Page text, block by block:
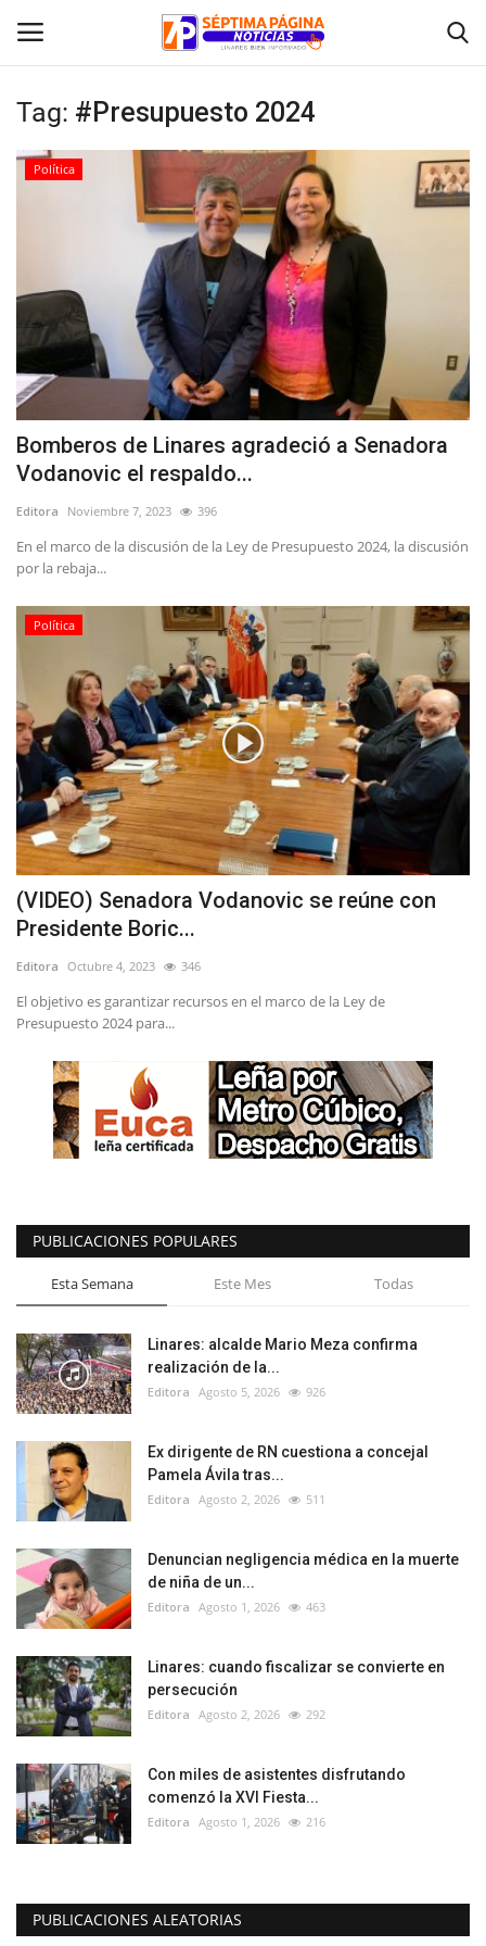
Inicio
Tribunales
Deporte
Política
Espectáculos
Tag: #Presupuesto 2024
Política
Bomberos de Linares agradeció a Senadora
Vodanovic el respaldo...
Editora Noviembre 7, 2023 396
En el marco de la discusión de la Ley de Presupuesto 2024, la discusión
por la rebaja...
Política
(VIDEO) Senadora Vodanovic se reúne con
Presidente Boric...
Editora Octubre 4, 2023 346
El objetivo es garantizar recursos en el marco de la Ley de
Presupuesto 2024 para...
PUBLICACIONES POPULARES
Esta Semana Este Mes Todas
Linares: alcalde Mario Meza confirma
realización de la...
Editora Agosto 5, 2026 926
Ex dirigente de RN cuestiona a concejal
Pamela Ávila tras...
Editora Agosto 2, 2026 511
Denuncian negligencia médica en la muerte
de niña de un...
Editora Agosto 1, 2026 463
Linares: cuando fiscalizar se convierte en
persecución
Editora Agosto 2, 2026 292
Con miles de asistentes disfrutando
comenzó la XVI Fiesta...
Editora Agosto 1, 2026 216
PUBLICACIONES ALEATORIAS